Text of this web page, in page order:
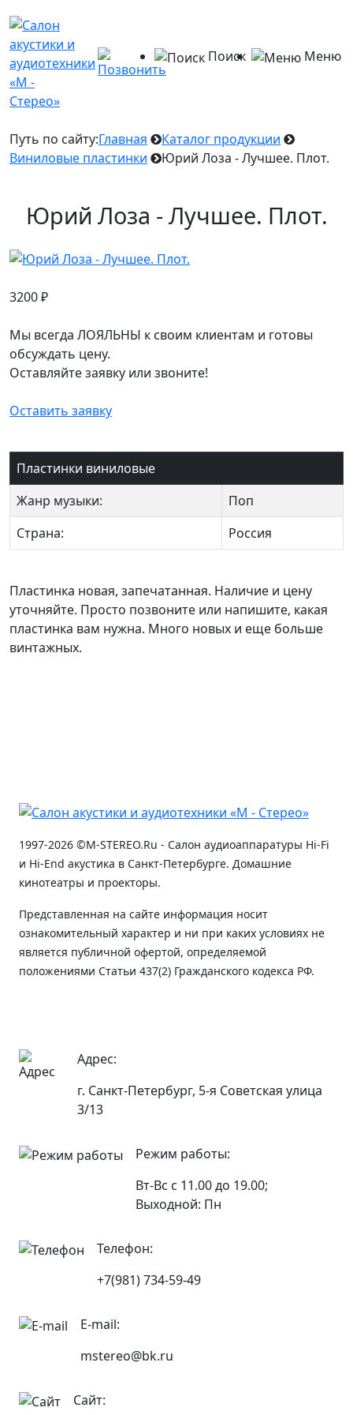
Меню
Поиск
Путь по сайту:Главная
Каталог продукции
Виниловые пластинки
Юрий Лоза - Лучшее. Плот.
Юрий Лоза - Лучшее. Плот.
3200₽
Мы всегда ЛОЯЛЬНЫ к своим клиентам и готовы
обсуждать цену.
Оставляйте заявку или звоните!
Оставить заявку
Пластинки виниловые
Жанр музыки:
Поп
Страна:
Россия
Пластинка новая, запечатанная. Наличие и цену
уточняйте. Просто позвоните или напишите, какая
пластинка вам нужна. Много новых и еще больше
винтажных.
1997-2026 ©M-STEREO.Ru - Салон аудиоаппаратуры Hi-Fi
и Hi-End акустика в Санкт-Петербурге. Домашние
кинотеатры и проекторы.
Представленная на сайте информация носит
ознакомительный характер и ни при каких условиях не
является публичной офертой, определяемой
положениями Статьи 437(2) Гражданского кодекса РФ.
Адрес:
г. Санкт-Петербург, 5-я Советская улица
3/13
Режим работы:
Вт-Вс с 11.00 до 19.00;
Выходной: Пн
Телефон:
+7(981) 734-59-49
E-mail:
mstereo@bk.ru
Сайт: